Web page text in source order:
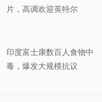
片，高调欢迎英特尔
印度富士康数百人食物中
毒，爆发大规模抗议